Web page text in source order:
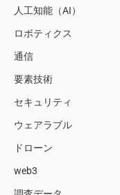
人工知能（AI）
ロボティクス
通信
要素技術
セキュリティ
ウェアラブル
ドローン
web3